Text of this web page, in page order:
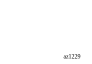
az1229